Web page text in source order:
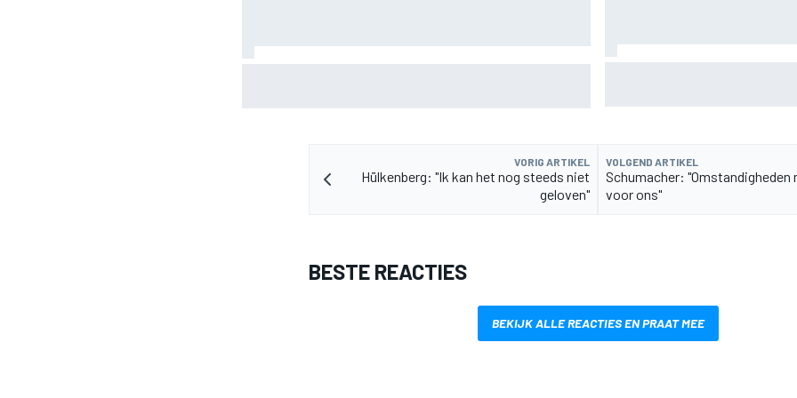
VORIG ARTIKEL
Hülkenberg: "Ik kan het nog steeds niet
geloven"
VOLGEND ARTIKEL
Schumacher: "Omstandigheden
voor ons"
BESTE REACTIES
BEKIJK ALLE REACTIES EN PRAAT MEE